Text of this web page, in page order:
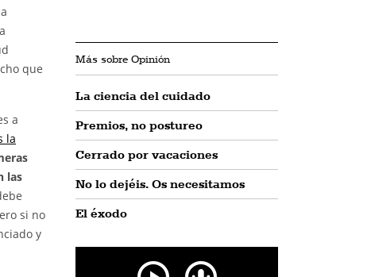
que
a
la
las
si no
y
Más sobre Opinión
La ciencia del cuidado
Premios, no postureo
Cerrado por vacaciones
No lo dejéis. Os necesitamos
El éxodo